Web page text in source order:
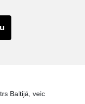
Baltijā, veic